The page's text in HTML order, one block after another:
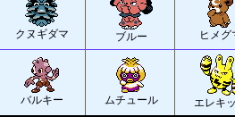
クヌギダマ ブルー ヒメグ
バルキー ムチュール エレキ